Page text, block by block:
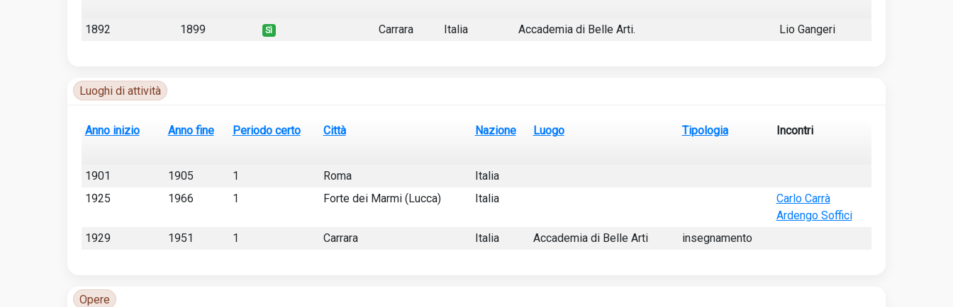
Luoghi di attività
1892 1899 Sì Carrara Italia Accademia di Belle Arti. Lio Gangeri
Luoghi di attività
Luoghi di attività
Anno inizio Anno fine Periodo certo Città Nazione Luogo Tipologia Incontri
1901 1905 1 Roma
Italia
1925
1966 1 Forte dei Marmi (Lucca) Italia
Carlo Carrà
Ardengo Soffici
1929
1951 1 Carrara Italia Accademia di Belle Arti insegnamento
Opere